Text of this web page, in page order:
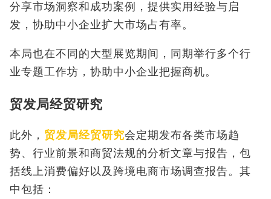
分享市场洞察和成功案例，提供实用经验与启
发，协助中小企业扩大市场占有率。
本局也在不同的大型展览期间，同期举行多个行
业专题工作坊，协助中小企业把握商机。
贸发局经贸研究
此外， 贸发局经贸研究会定期发布各类市场趋
势、行业前景和商贸法规的分析文章与报告，包
括线上消费偏好以及跨境电商市场调查报告。其
中包括：